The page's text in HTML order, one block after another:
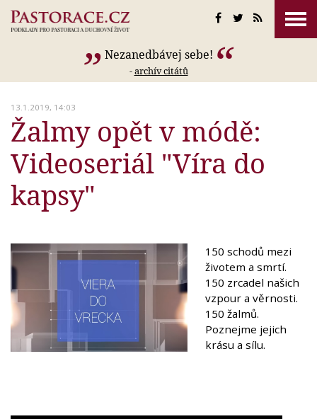
Nezanedbávej sebe!
-archív citátů
13.1.2019, 14:03
Žalmy opět v módě:
Videoseriál "Víra do
kapsy"
150 schodů mezi
životem a smrtí.
150 zrcadel našich
vzpour a věrnosti.
150 žalmů.
Poznejme jejich
krásu a sílu.